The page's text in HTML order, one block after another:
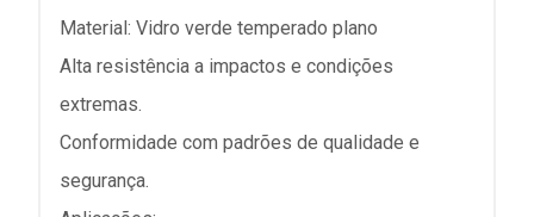
Material: Vidro verde temperado plano
Alta resistência a impactos e condições
extremas.
Conformidade com padrões de qualidade e
segurança.